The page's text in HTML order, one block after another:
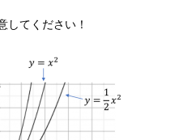
してください！